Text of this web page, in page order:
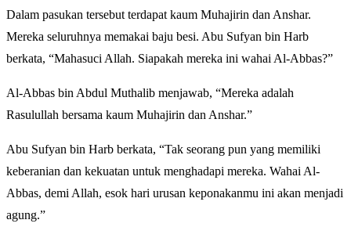
Dalam pasukan tersebut terdapat kaum Muhajirin dan Anshar.
Mereka seluruhnya memakai baju besi. Abu Sufyan bin Harb
berkata, “Mahasuci Allah. Siapakah mereka ini wahai Al-Abbas?”
Al-Abbas bin Abdul Muthalib menjawab, “Mereka adalah
Rasulullah bersama kaum Muhajirin dan Anshar.”
Abu Sufyan bin Harb berkata, “Tak seorang pun yang memiliki
keberanian dan kekuatan untuk menghadapi mereka. Wahai Al-
Abbas, demi Allah, esok hari urusan keponakanmu ini akan menjadi
agung.”